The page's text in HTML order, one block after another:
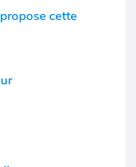
cette